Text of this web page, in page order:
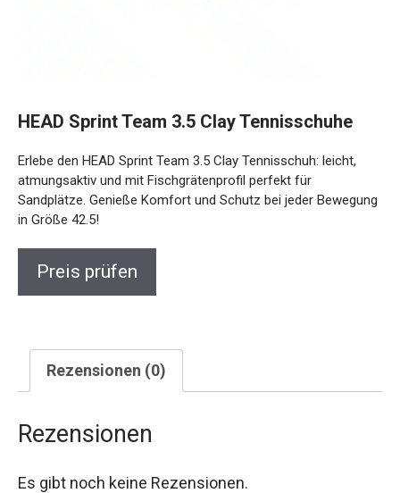
HEAD Sprint Team 3.5 Clay Tennisschuhe
Erlebe den HEAD Sprint Team 3.5 Clay Tennisschuh: leicht,
atmungsaktiv und mit Fischgrätenprofil perfekt für
Sandplätze. Genieße Komfort und Schutz bei jeder Bewegung
in Größe 42.5!
Preis prüfen
Rezensionen (0)
Rezensionen
Es gibt noch keine Rezensionen.